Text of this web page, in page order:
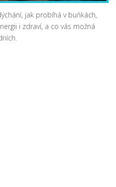
jak probíhá v buňkách,
i zdraví, a co vás možná